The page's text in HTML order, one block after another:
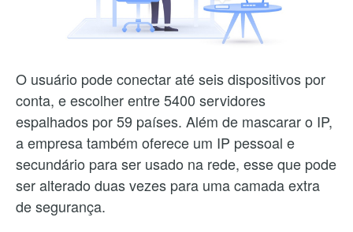
O usuário pode conectar até seis dispositivos por
conta, e escolher entre 5400 servidores
espalhados por 59 países. Além de mascarar o IP,
a empresa também oferece um IP pessoal e
secundário para ser usado na rede, esse que pode
ser alterado duas vezes para uma camada extra
de segurança.